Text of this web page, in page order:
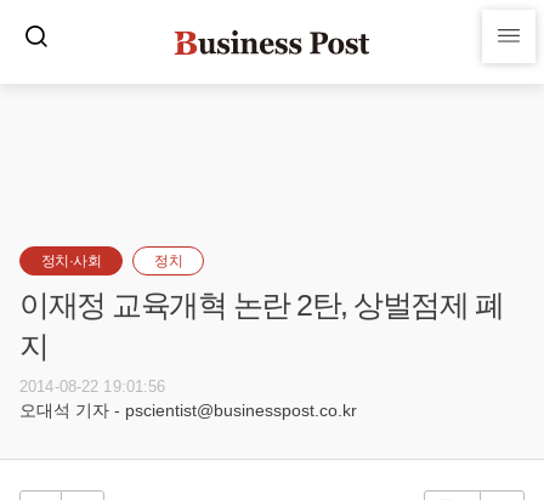
정치·사회 정치
이재정 교육개혁 논란 2탄, 상벌점제 폐
지
2014-08-22 19:01:56
오대석 기자 - pscientist@businesspost.co.kr